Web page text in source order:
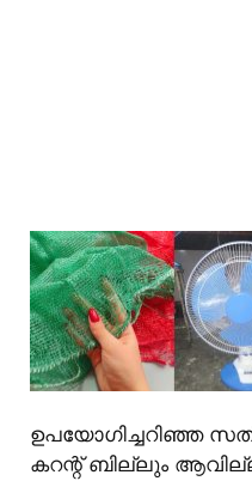
ഉപയോഗിച്ചറിഞ്ഞ
കറന്റ് ബില്ലും